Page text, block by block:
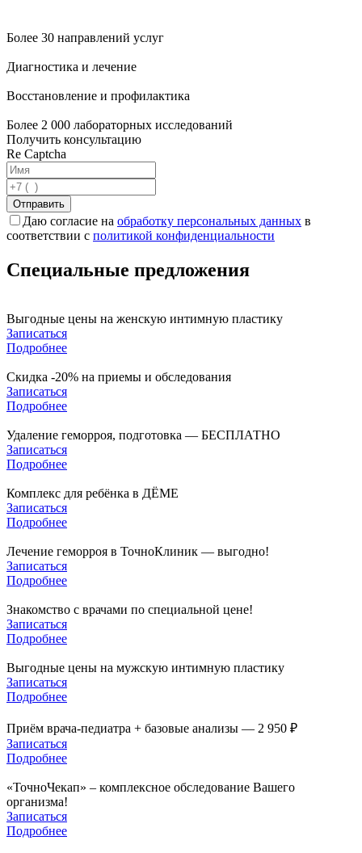
Более 30 направлений услуг
Диагностика и лечение
Восстановление и профилактика
Более 2 000 лабораторных исследований
Получить консультацию
Re Captcha
Отправить
Даю согласие на обработку персональных данных в
соответствии с политикой конфиденциальности
Специальные предложения
Выгодные цены на женскую интимную пластику
Записаться
Подробнее
Скидка -20% на приемы и обследования
Записаться
Подробнее
Удаление геморроя, подготовка — БЕСПЛАТНО
Записаться
Подробнее
Комплекс для ребёнка в ДЁМЕ
Записаться
Подробнее
Лечение геморроя в ТочноКлиник — выгодно!
Записаться
Подробнее
Знакомство с врачами по специальной цене!
Записаться
Подробнее
Выгодные цены на мужскую интимную пластику
Записаться
Подробнее
Приём врача-педиатра + базовые анализы — 2 950 ₽
Записаться
Подробнее
«ТочноЧекап» – комплексное обследование Вашего
организма!
Записаться
Подробнее